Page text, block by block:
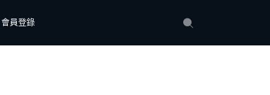
會員登錄